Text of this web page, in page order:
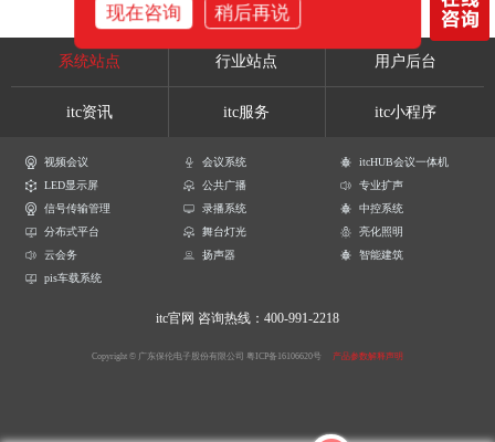
系统站点 行业站点 用户后台
itc资讯 itc服务 itc小程序
视频会议 会议系统
itcHUB会议一体机
LED显示屏
公共广播
专业扩声
信号传输管理
录播系统
中控系统
分布式平台
舞台灯光
亮化照明
云会务
扬声器
智能建筑
pis车载系统
itc官网 咨询热线：400-991-2218
Copyright © 广东保伦电子股份有限公司 粤ICP备16106620号 产品参数解释声明
现在咨询 稍后再说